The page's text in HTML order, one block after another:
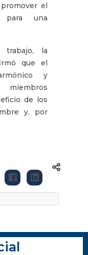
el
para una
la
que el
y
de los
y, por